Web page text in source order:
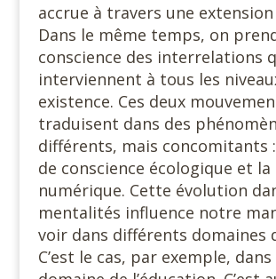
accrue à travers une extension
Dans le même temps, on
conscience des interrelations
interviennent à tous les
existence. Ces deux
traduisent dans des
différents, mais concomitants
de conscience écologique et
numérique. Cette évolution
mentalités influence notre
voir dans différents domaines
C’est le cas, par exemple, dans